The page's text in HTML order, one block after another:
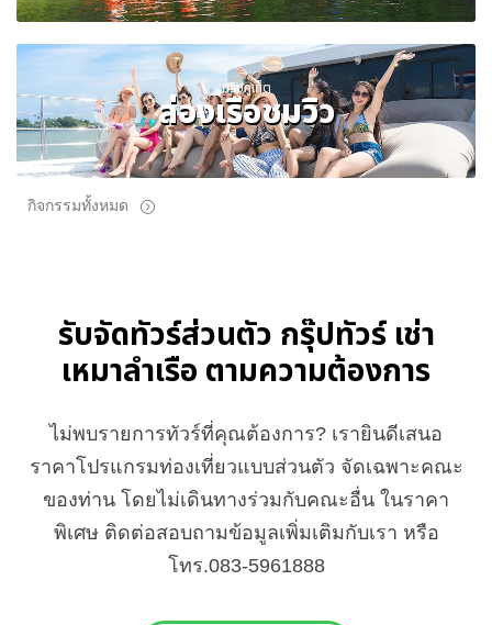
ทริปภูเก็ต
ล่องเรือชมวิว
กิจกรรมทั้งหมด
รับจัดทัวร์ส่วนตัว กรุ๊ปทัวร์ เช่า
เหมาลำเรือ ตามความต้องการ
ไม่พบรายการทัวร์ที่คุณต้องการ? เรายินดีเสนอ
ราคาโปรแกรมท่องเที่ยวแบบส่วนตัว จัดเฉพาะคณะ
ของท่าน โดยไม่เดินทางร่วมกับคณะอื่น ในราคา
พิเศษ ติดต่อสอบถามข้อมูลเพิ่มเติมกับเรา หรือ
โทร.083-5961888